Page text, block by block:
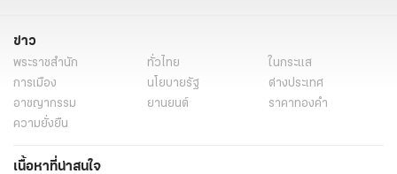
ข่าว
พระราชสำนัก ทั่วไทย
ในกระแส
การเมือง
นโยบายรัฐ
ต่างประเทศ
อาชญากรรม
ยานยนต์
ราคาทองคำ
ความยั่งยืน
เนื้อหาที่น่าสนใจ